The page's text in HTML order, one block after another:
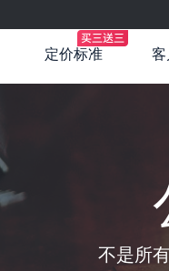
定价标准 客
不是所